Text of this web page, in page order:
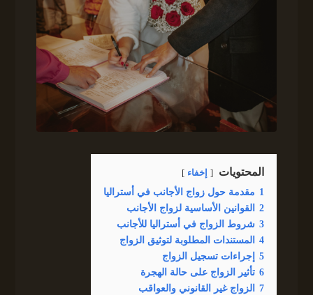
المحتويات إخفاء
1 مقدمة حول زواج الأجانب في أستراليا
2 القوانين الأساسية لزواج الأجانب
3 شروط الزواج في أستراليا للأجانب
4 المستندات المطلوبة لتوثيق الزواج
5 إجراءات تسجيل الزواج
6 تأثير الزواج على حالة الهجرة
7 الزواج غير القانوني والعواقب